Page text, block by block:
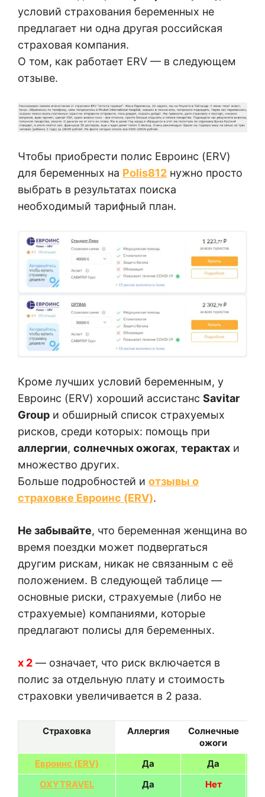
условий страхования беременных не
предлагает ни одна другая российская
страховая компания.
О том, как работает ERV — в следующем
отзыве.
Чтобы приобрести полис Евроинс (ERV)
для беременных на Polis812 нужно просто
выбрать в результатах поиска
необходимый тарифный план.
Кроме лучших условий беременным, у
Евроинс (ERV) хороший ассистанс Savitar
Group и обширный список страхуемых
рисков, среди которых: помощь при
аллергии, солнечных ожогах, терактах и
множество других.
Больше подробностей и отзывы о
страховке Евроинс (ERV).
Не забывайте, что беременная женщина во
время поездки может подвергаться
другим рискам, никак не связанным с её
положением. В следующей таблице —
основные риски, страхуемые (либо не
страхуемые) компаниями, которые
предлагают полисы для беременных.
х 2 — означает, что риск включается в
полис за отдельную плату и стоимость
страховки увеличивается в 2 раза.
Страховка Аллергия
Солнечные
ожоги
Евроинс (ERV)
Да
Да
OXYTRAVEL
Да Нет